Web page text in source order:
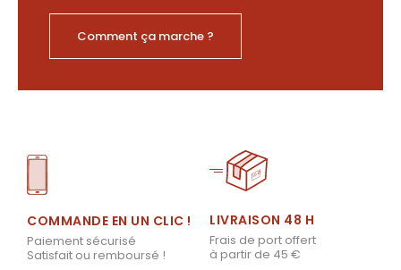
Comment ça marche ?
COMMANDE EN UN CLIC !
Paiement sécurisé
Satisfait ou remboursé !
LIVRAISON 48 H
Frais de port offert
à partir de 45 €